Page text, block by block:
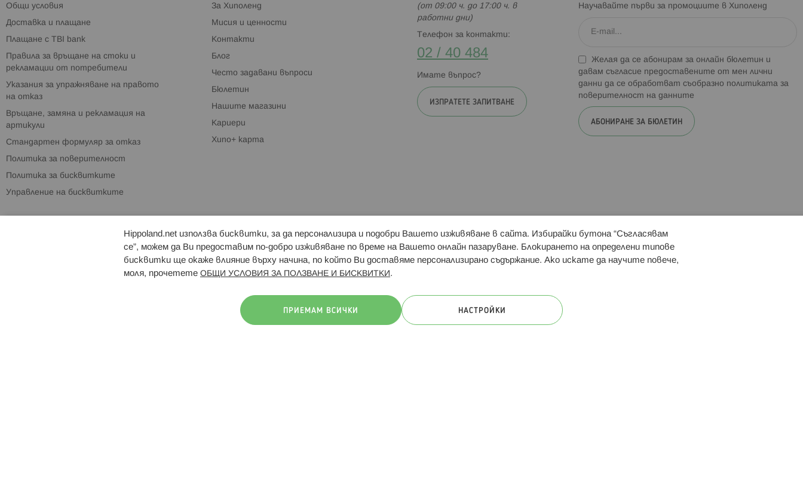
Общи условия
Доставка и плащане
Плащане с TBI bank
Правила за връщане на стоки и
рекламации от потребители
Указания за упражняване на правото
на отказ
Връщане, замяна и рекламация на
артикули
Стандартен формуляр за отказ
Политика за поверителност
Политика за бисквитките
Управление на бисквитките
За Хиполенд
Мисия и ценности
Контакти
Блог
Често задавани въпроси
Бюлетин
Нашите магазини
Кариери
Хипо+ карта
(от 09:00 ч. до 17:00 ч. в
работни дни)
Телефон за контакти:
02 / 40 484
Имате въпрос?
ИЗПРАТЕТЕ ЗАПИТВАНЕ
Научавайте първи за промоциите в Хиполенд
Желая да се абонирам за онлайн бюлетин и
давам съгласие предоставените от мен лични
данни да се обработват съобразно политиката за
поверителност на данните
АБОНИРАНЕ ЗА БЮЛЕТИН
Брошури Магазини Свързани сайтове: Hippoland.ro Последвайте ни:
Hippoland.net използва бисквитки, за да персонализира и подобри Вашето изживяване в сайта. Избирайки бутона “Съгласявам
се”, можем да Ви предоставим по-добро изживяване по време на Вашето онлайн пазаруване. Блокирането на определени типове
бисквитки ще окаже влияние върху начина, по който Ви доставяме персонализирано съдържание. Ако искате да научите повече,
моля, прочетете ОБЩИ УСЛОВИЯ ЗА ПОЛЗВАНЕ И БИСКВИТКИ .
ПРИЕМАМ ВСИЧКИ НАСТРОЙКИ